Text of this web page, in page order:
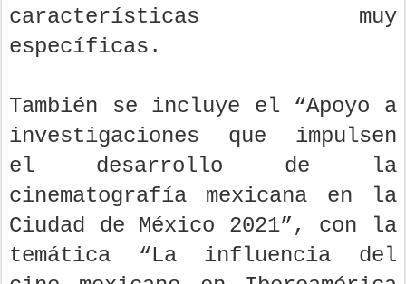
características muy
específicas.
También se incluye el “Apoyo a
investigaciones que impulsen
el desarrollo de la
cinematografía mexicana en la
Ciudad de México 2021”, con la
temática “La influencia del